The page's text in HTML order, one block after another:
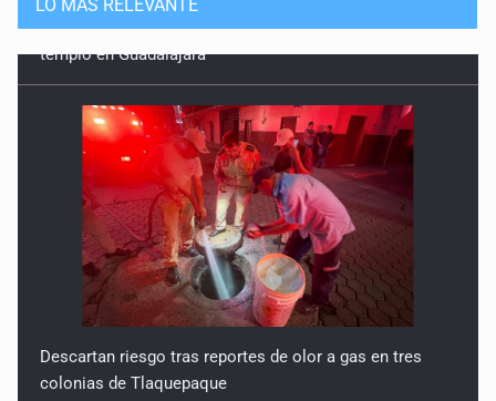
LO MÁS RELEVANTE
Descartan riesgo tras reportes de olor a gas en tres
colonias de Tlaquepaque